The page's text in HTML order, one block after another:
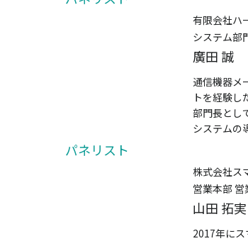
有限会社ハ
システム部
廣田 誠
通信機器メ
トを経験
部門長とし
システムの
パネリスト
株式会社ス
営業本部 営
山田 拓実
2017年に